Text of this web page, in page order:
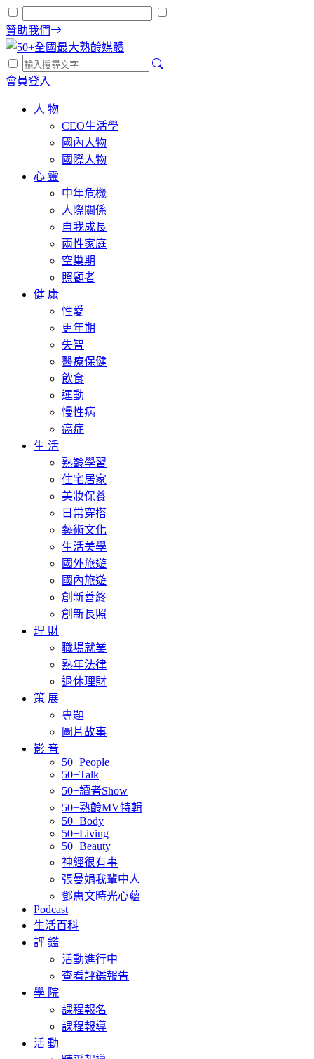
贊助我們
會員登入
人 物
CEO生活學
國內人物
國際人物
心 靈
中年危機
人際關係
自我成長
兩性家庭
空巢期
照顧者
健 康
性愛
更年期
失智
醫療保健
飲食
運動
慢性病
癌症
生 活
熟齡學習
住宅居家
美妝保養
日常穿搭
藝術文化
生活美學
國外旅遊
國內旅遊
創新善終
創新長照
理 財
職場就業
熟年法律
退休理財
策 展
專題
圖片故事
影 音
50+People
50+Talk
50+讀者Show
50+熟齡MV特輯
50+Body
50+Living
50+Beauty
神經很有事
張曼娟我輩中人
鄧惠文時光心蘊
Podcast
生活百科
評 鑑
活動進行中
查看評鑑報告
學 院
課程報名
課程報導
活 動